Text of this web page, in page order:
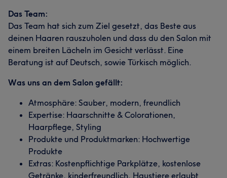
Das Team:
Das Team hat sich zum Ziel gesetzt, das Beste aus
deinen Haaren rauszuholen und dass du den Salon mit
einem breiten Lächeln im Gesicht verlässt. Eine
Beratung ist auf Deutsch, sowie Türkisch möglich.
Was uns an dem Salon gefällt:
Atmosphäre: Sauber, modern, freundlich
Expertise: Haarschnitte & Colorationen,
Haarpflege, Styling
Produkte und Produktmarken: Hochwertige
Produkte
Extras: Kostenpflichtige Parkplätze, kostenlose
Getränke, kinderfreundlich, Haustiere erlaubt